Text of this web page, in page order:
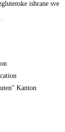
ishrane sve
Kanton